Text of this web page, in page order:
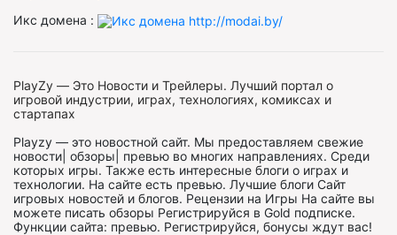
Икс домена :
PlayZy — Это Новости и Трейлеры. Лучший портал о
игровой индустрии, играх, технологиях, комиксах и
стартапах
Playzy — это новостной сайт. Мы предоставляем свежие
новости| обзоры| превью во многих направлениях. Среди
которых игры. Также есть интересные блоги о играх и
технологии. На сайте есть превью. Лучшие блоги Сайт
игровых новостей и блогов. Рецензии на Игры На сайте вы
можете писать обзоры Регистрируйся в Gold подписке.
Функции сайта: превью. Регистрируйся, бонусы ждут вас!